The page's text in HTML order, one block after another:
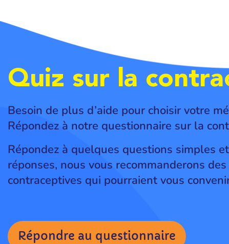
Quiz sur la
Besoin de plus d’aide pour choisir votre
Répondez à notre questionnaire sur la
Répondez à quelques questions simples
réponses, nous vous recommanderons
contraceptives qui pourraient vous
Répondre au questionnaire